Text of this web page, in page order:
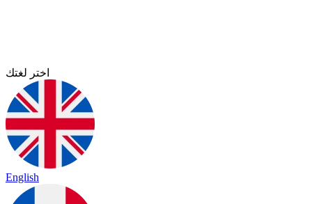
اختر لغتك
English